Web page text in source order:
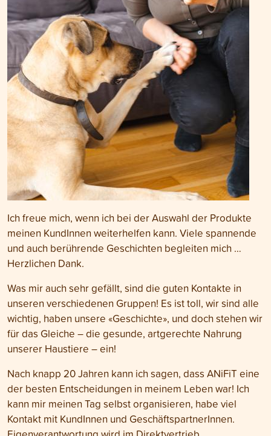
Ich freue mich, wenn ich bei der Auswahl der Produkte
meinen KundInnen weiterhelfen kann. Viele spannende
und auch berührende Geschichten begleiten mich …
Herzlichen Dank.
Was mir auch sehr gefällt, sind die guten Kontakte in
unseren verschiedenen Gruppen! Es ist toll, wir sind alle
wichtig, haben unsere «Geschichte», und doch stehen wir
für das Gleiche – die gesunde, artgerechte Nahrung
unserer Haustiere – ein!
Nach knapp 20 Jahren kann ich sagen, dass ANiFiT eine
der besten Entscheidungen in meinem Leben war! Ich
kann mir meinen Tag selbst organisieren, habe viel
Kontakt mit KundInnen und GeschäftspartnerInnen.